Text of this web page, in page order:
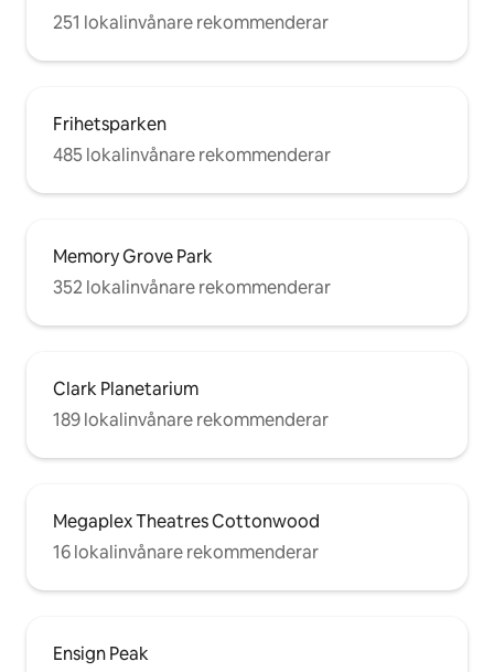
251 lokalinvånare rekommenderar
Frihetsparken
485 lokalinvånare rekommenderar
Memory Grove Park
352 lokalinvånare rekommenderar
Clark Planetarium
189 lokalinvånare rekommenderar
Megaplex Theatres Cottonwood
16 lokalinvånare rekommenderar
Ensign Peak